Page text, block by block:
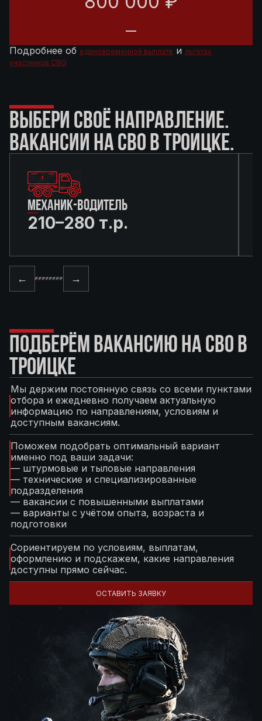
Подробнее об единовременной выплате и льготах
участников СВО
ВЫБЕРИ СВОЁ НАПРАВЛЕНИЕ.
ВАКАНСИИ НА СВО В ТРОИЦКЕ.
МЕХАНИК-ВОДИТЕЛЬ
210–280 т.р.
← →
ПОДБЕРЁМ ВАКАНСИЮ НА СВО В
ТРОИЦКЕ
Мы держим постоянную связь со всеми пунктами
отбора и ежедневно получаем актуальную
информацию по направлениям, условиям и
доступным вакансиям.
Поможем подобрать оптимальный вариант
именно под ваши задачи:
— штурмовые и тыловые направления
— технические и специализированные
подразделения
— вакансии с повышенными выплатами
— варианты с учётом опыта, возраста и
подготовки
Сориентируем по условиям, выплатам,
оформлению и подскажем, какие направления
доступны прямо сейчас.
ОСТАВИТЬ ЗАЯВКУ